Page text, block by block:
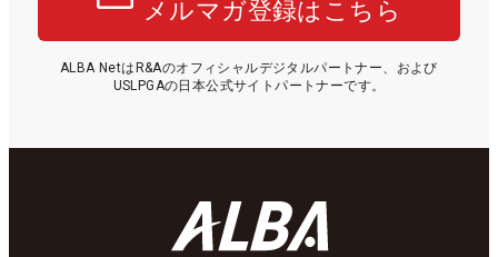
メルマガ登録はこちら
ALBA NetはR&Aのオフィシャルデジタルパートナー、および
USLPGAの日本公式サイトパートナーです。